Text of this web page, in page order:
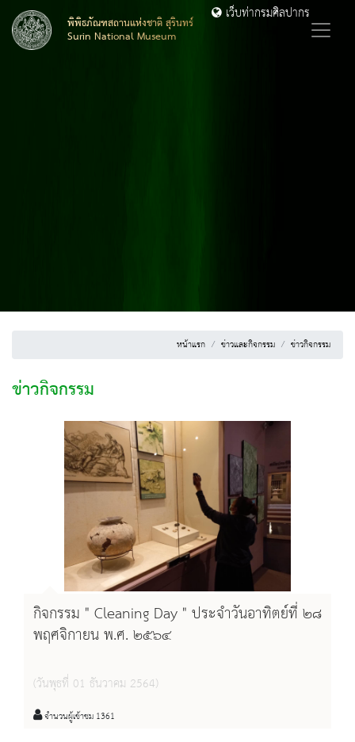
พิพิธภัณฑสถานแห่งชาติ สุรินทร์
Surin National Museum
เว็บท่ากรมศิลปากร
หน้าแรก ข่าวและกิจกรรม ข่าวกิจกรรม
ข่าวกิจกรรม
กิจกรรม " Cleaning Day " ประจำวันอาทิตย์ที่ ๒๘
พฤศจิกายน พ.ศ. ๒๕๖๔
(วันพุธที่ 01 ธันวาคม 2564)
จำนวนผู้เข้าชม 1361